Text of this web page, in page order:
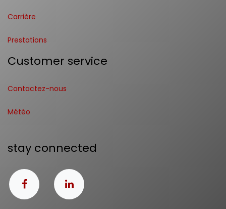
Carrière
Prestations
Customer service
Contactez-nous
Météo
stay connected